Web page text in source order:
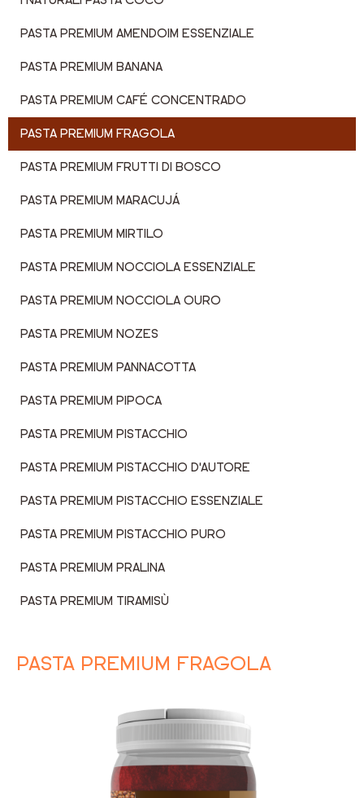
PASTA PREMIUM AMENDOIM ESSENZIALE
PASTA PREMIUM BANANA
PASTA PREMIUM CAFÉ CONCENTRADO
PASTA PREMIUM FRAGOLA
PASTA PREMIUM FRUTTI DI BOSCO
PASTA PREMIUM MARACUJÁ
PASTA PREMIUM MIRTILO
PASTA PREMIUM NOCCIOLA ESSENZIALE
PASTA PREMIUM NOCCIOLA OURO
PASTA PREMIUM NOZES
PASTA PREMIUM PANNACOTTA
PASTA PREMIUM PIPOCA
PASTA PREMIUM PISTACCHIO
PASTA PREMIUM PISTACCHIO D'AUTORE
PASTA PREMIUM PISTACCHIO ESSENZIALE
PASTA PREMIUM PISTACCHIO PURO
PASTA PREMIUM PRALINA
PASTA PREMIUM TIRAMISÙ
PASTA PREMIUM FRAGOLA